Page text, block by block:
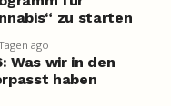
zu starten
ago
Was wir in den
haben